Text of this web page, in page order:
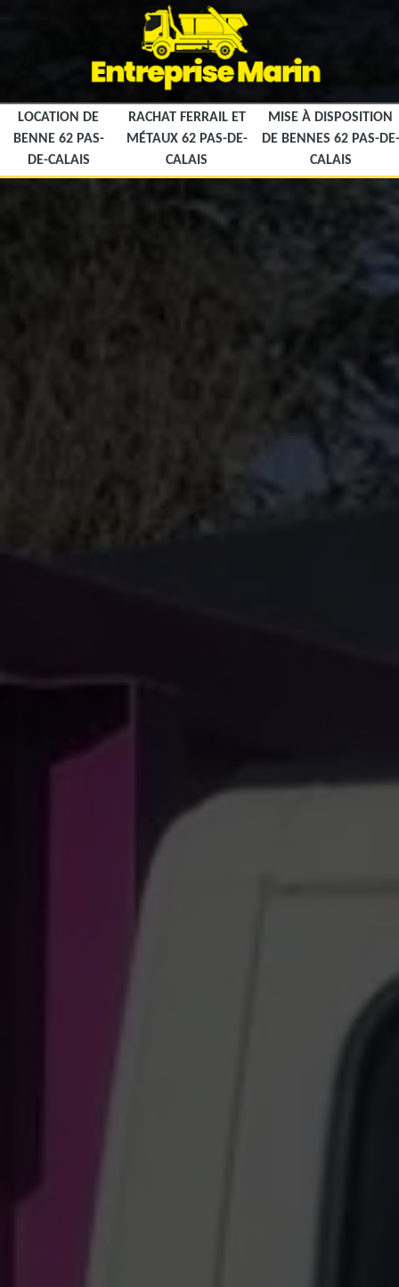
LOCATION DE
BENNE 62 PAS-
DE-CALAIS
RACHAT FERRAIL ET
MÉTAUX 62 PAS-DE-
CALAIS
MISE À DISPOSITION
DE BENNES 62 PAS-DE-
CALAIS